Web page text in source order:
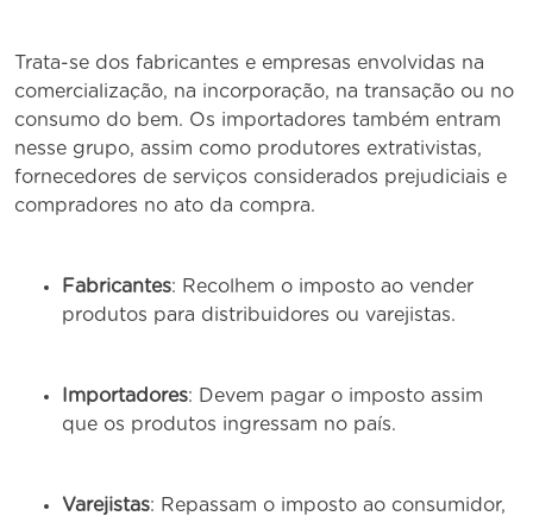
Trata-se dos fabricantes e empresas envolvidas na
comercialização, na incorporação, na transação ou no
consumo do bem. Os importadores também entram
nesse grupo, assim como produtores extrativistas,
fornecedores de serviços considerados prejudiciais e
compradores no ato da compra.
Fabricantes: Recolhem o imposto ao vender
produtos para distribuidores ou varejistas.
Importadores: Devem pagar o imposto assim
que os produtos ingressam no país.
Varejistas: Repassam o imposto ao consumidor,